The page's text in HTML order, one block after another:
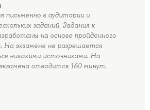
письменно в аудитории и
заданий. Задания к
на основе пройденного
На экзамене не разрешается
никакими источниками. На
отводится 160 минут.